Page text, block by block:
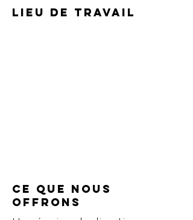
Lieu de travail
CE QUE NOUS
OFFRONS